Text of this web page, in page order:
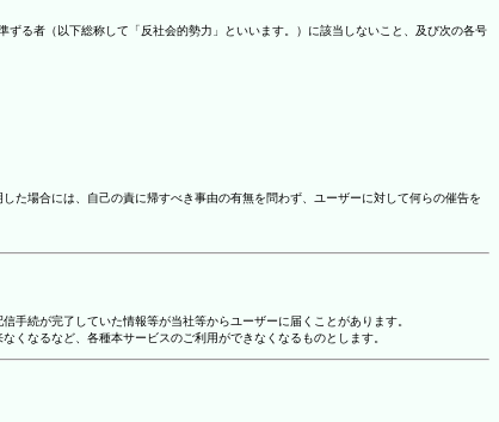
る者（以下総称して「反社会的勢力」といいます。）に該当しないこと、及び次の各号
た場合には、自己の責に帰すべき事由の有無を問わず、ユーザーに対して何らの催告を
続が完了していた情報等が当社等からユーザーに届くことがあります。
なるなど、各種本サービスのご利用ができなくなるものとします。